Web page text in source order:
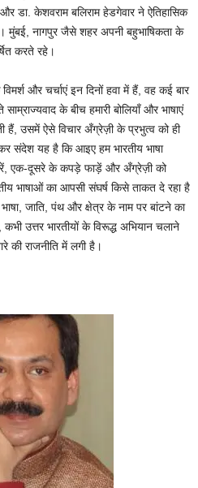
डा. केशवराम बलिराम हेडगेवार ने ऐतिहासिक
मुंबई, नागपुर जैसे शहर अपनी बहुभाषिकता के
करते रहे।
और चर्चाएं इन दिनों हवा में हैं, वह कई बार
के बीच हमारी बोलियाँ और भाषाएं
हैं, उसमें ऐसे विचार अँग्रेज़ी के प्रभुत्व को ही
संदेश यह है कि आइए हम भारतीय भाषा
एक-दूसरे के कपड़े फाड़ें और अँग्रेज़ी को
भाषाओं का आपसी संघर्ष किसे ताकत दे रहा है
जाति, पंथ और क्षेत्र के नाम पर बांटने का
कभी उत्तर भारतीयों के विरूद्ध अभियान चलाने
की राजनीति में लगी है।